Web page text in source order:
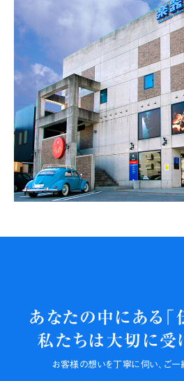
あなたの中にある「
私たちは大切に受
お客様の想いを丁寧に伺い、 ご一